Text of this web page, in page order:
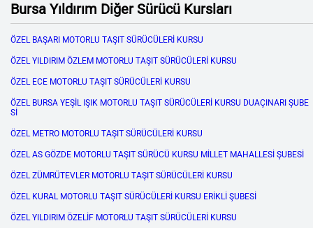
Bursa Yıldırım Diğer Sürücü Kursları
ÖZEL BAŞARI MOTORLU TAŞIT SÜRÜCÜLERİ KURSU
ÖZEL YILDIRIM ÖZLEM MOTORLU TAŞIT SÜRÜCÜLERİ KURSU
ÖZEL ECE MOTORLU TAŞIT SÜRÜCÜLERİ KURSU
ÖZEL BURSA YEŞİL IŞIK MOTORLU TAŞIT SÜRÜCÜLERİ KURSU DUAÇINARI ŞUBE
Sİ
ÖZEL METRO MOTORLU TAŞIT SÜRÜCÜLERİ KURSU
ÖZEL AS GÖZDE MOTORLU TAŞIT SÜRÜCÜ KURSU MİLLET MAHALLESİ ŞUBESİ
ÖZEL ZÜMRÜTEVLER MOTORLU TAŞIT SÜRÜCÜLERİ KURSU
ÖZEL KURAL MOTORLU TAŞIT SÜRÜCÜLERİ KURSU ERİKLİ ŞUBESİ
ÖZEL YILDIRIM ÖZELİF MOTORLU TAŞIT SÜRÜCÜLERİ KURSU